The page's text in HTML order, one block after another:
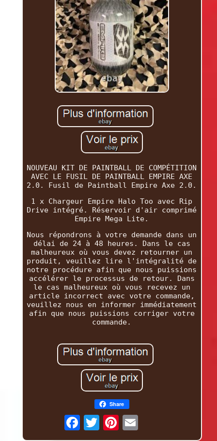
NOUVEAU KIT DE PAINTBALL DE COMPÉTITION
AVEC LE FUSIL DE PAINTBALL EMPIRE AXE
2.0. Fusil de Paintball Empire Axe 2.0.
1 x Chargeur Empire Halo Too avec Rip
Drive intégré. Réservoir d'air comprimé
Empire Mega Lite.
Nous répondrons à votre demande dans un
délai de 24 à 48 heures. Dans le cas
malheureux où vous devez retourner un
produit, veuillez lire l'intégralité de
notre procédure afin que nous puissions
accélérer le processus de retour. Dans
le cas malheureux où vous recevez un
article incorrect avec votre commande,
veuillez nous en informer immédiatement
afin que nous puissions corriger votre
commande.
Share